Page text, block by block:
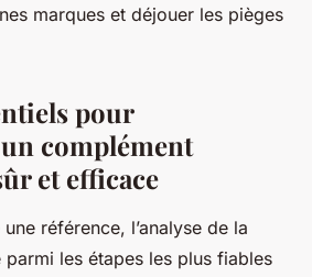
marques et déjouer les pièges
pour
complément
et efficace
référence, l’analyse de la
les étapes les plus fiables